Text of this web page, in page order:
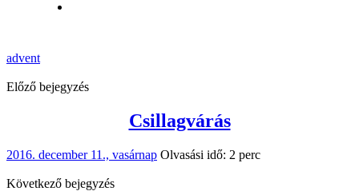
advent
Előző bejegyzés
Csillagvárás
2016. december 11., vasárnap Olvasási idő: 2 perc
Következő bejegyzés